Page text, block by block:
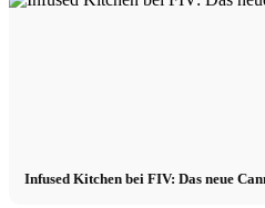
Infused Kitchen bei FIV: Das neue